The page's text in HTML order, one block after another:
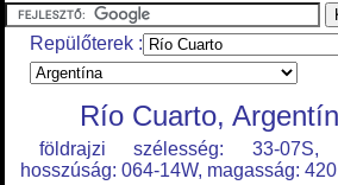
Repülőterek :
Río Cuarto,
földrajzi szélesség: 33-07S,
hosszúság: 064-14W, magasság: